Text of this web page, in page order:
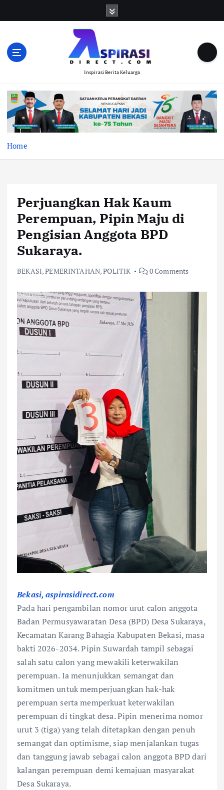
Inspirasi Berita Keluarga
Home
Perjuangkan Hak Kaum
Perempuan, Pipin Maju di
Pengisian Anggota BPD
Sukaraya.
BEKASI,PEMERINTAHAN,POLITIK 0 Comments
Bekasi, aspirasidirect.com
Pada hari pengambilan nomor urut calon anggota
Badan Permusyawaratan Desa (BPD) Desa Sukaraya,
Kecamatan Karang Bahagia Kabupaten Bekasi, masa
bakti 2026-2034. Pipin Suwardah tampil sebagai
salah satu calon yang mewakili keterwakilan
perempuan. Ia menunjukkan semangat dan
komitmen untuk memperjuangkan hak-hak
perempuan serta memperkuat keterwakilan
perempuan di tingkat desa. Pipin menerima nomor
urut 3 (tiga) yang telah ditetapkan dengan penuh
semangat dan optimisme, siap menjalankan tugas
dan tanggung jawab sebagai calon anggota BPD dari
kalangan perempuan demi kemajuan masyarakat
Desa Sukaraya.